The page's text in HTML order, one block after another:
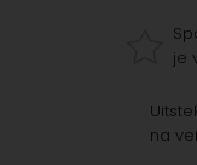
je
na